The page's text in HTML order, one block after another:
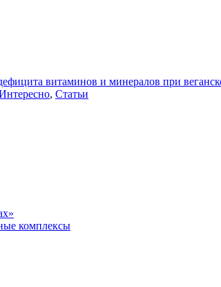
витаминов и минералов при
, Статьи
комплексы